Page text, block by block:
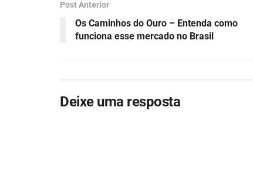
Post Anterior
Os Caminhos do Ouro – Entenda como
funciona esse mercado no Brasil
Deixe uma resposta